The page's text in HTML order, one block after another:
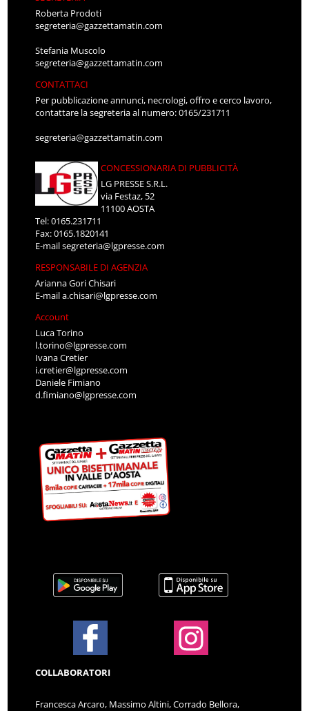
Roberta Prodoti
segreteria@gazzettamatin.com
Stefania Muscolo
segreteria@gazzettamatin.com
CONTATTACI
Per pubblicazione annunci, necrologi, offro e cerco lavoro,
contattare la segreteria al numero: 0165/231711
segreteria@gazzettamatin.com
CONCESSIONARIA DI PUBBLICITÀ
LG PRESSE S.R.L.
via Festaz, 52
11100 AOSTA
Tel: 0165.231711
Fax: 0165.1820141
E-mailsegreteria@lgpresse.com
RESPONSABILE DI AGENZIA
Arianna Gori Chisari
E-maila.chisari@lgpresse.com
Account
Luca Torino
l.torino@lgpresse.com
Ivana Cretier
i.cretier@lgpresse.com
Daniele Fimiano
d.fimiano@lgpresse.com
COLLABORATORI
Francesca Arcaro, Massimo Altini, Corrado Bellora,